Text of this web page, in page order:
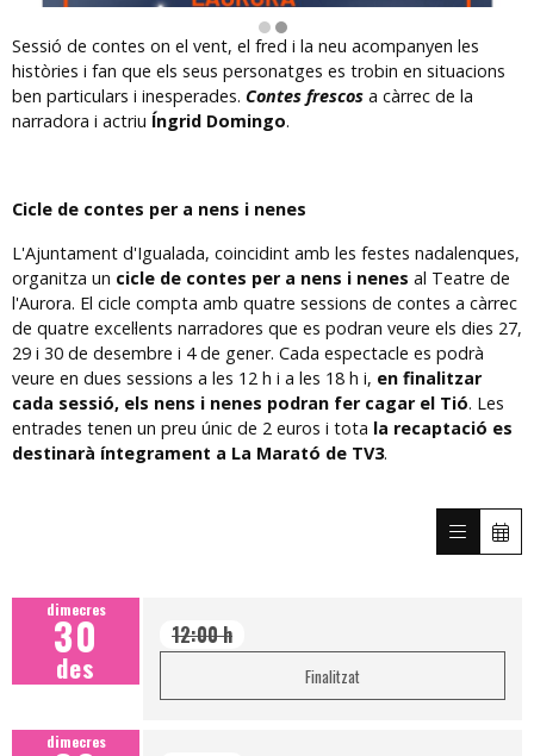
Diapositiva 2 de 2: Contes per nens i nenes al Teatre de l'Aurora
Sessió de contes on el vent, el fred i la neu acompanyen les
històries i fan que els seus personatges es trobin en situacions
ben particulars i inesperades. Contes frescos a càrrec de la
narradora i actriu Íngrid Domingo.
Cicle de contes per a nens i nenes
L'Ajuntament d'Igualada, coincidint amb les festes nadalenques,
organitza un cicle de contes per a nens i nenes al Teatre de
l'Aurora. El cicle compta amb quatre sessions de contes a càrrec
de quatre excel·lents narradores que es podran veure els dies 27,
29 i 30 de desembre i 4 de gener. Cada espectacle es podrà
veure en dues sessions a les 12 h i a les 18 h i, en finalitzar
cada sessió, els nens i nenes podran fer cagar el Tió. Les
entrades tenen un preu únic de 2 euros i tota la recaptació es
destinarà íntegrament a La Marató de TV3.
dimecres
30
des
12:00 h
Finalitzat
dimecres